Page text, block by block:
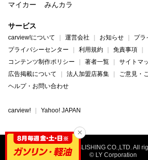
マイカー
みんカラ
サービス
carview!について 運営会社 お知らせ
プラ
プライバシーセンター
利用規約
免責事項
コンテンツ制作ポリシー
著者一覧
サイトマ
広告掲載について
法人加盟店募集
ご意見・
ヘルプ・お問い合わせ
carview! Yahoo! JAPAN
©NAIGAI PUBLISHING CO.,LTD. All
© LY Corporation